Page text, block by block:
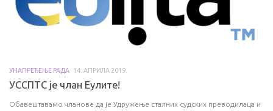
УНАПРЕЂЕЊЕ РАДА 14. АПРИЛА 2019.
УССПТС је члан Еулите!
Обавештавамо чланове да је Удружење сталних судских преводилаца и